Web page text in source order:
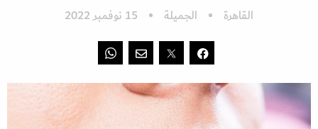
القاهرة الجميلة 15 نوفمبر 2022